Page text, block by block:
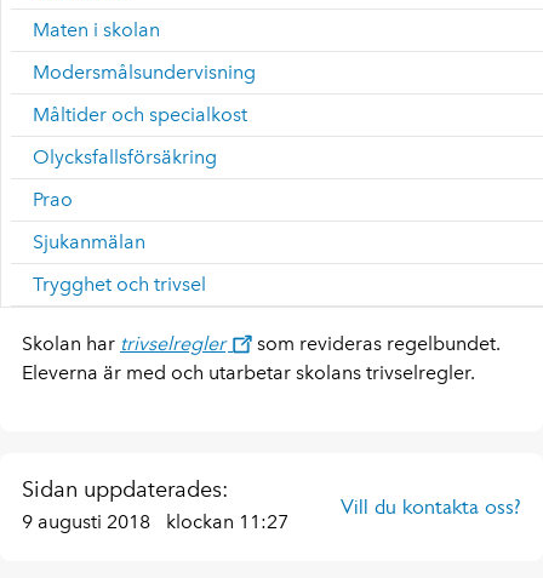
Maten i skolan
Modersmålsundervisning
Måltider och specialkost
Olycksfallsförsäkring
Prao
Sjukanmälan
Trygghet och trivsel
Skolan har trivselregler
som revideras regelbundet.
Eleverna är med och utarbetar skolans trivselregler.
Sidan uppdaterades:
9 augusti 2018 klockan 11:27
Vill du kontakta oss?